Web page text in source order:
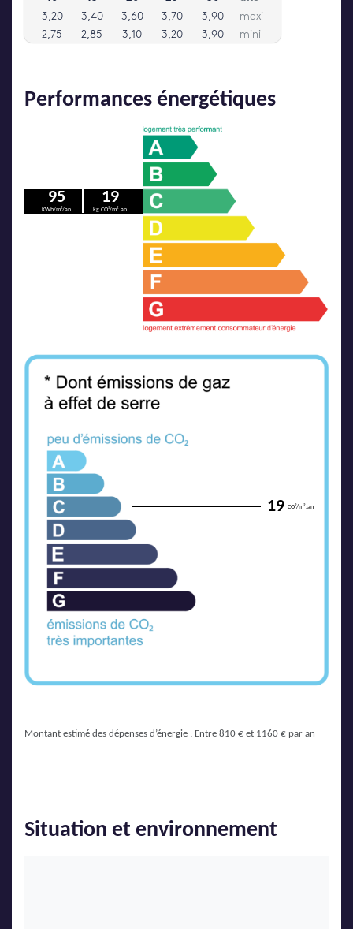
Performances énergétiques
95
KWh/m²/an
19
kg CO²/m².an
19 CO²/m².an
Montant estimé des dépenses d’énergie : Entre 810 € et 1160 € par an
Situation et environnement